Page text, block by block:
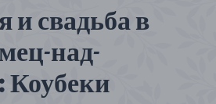
свадьба в
над-